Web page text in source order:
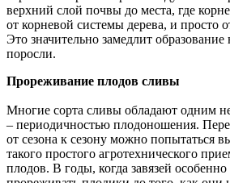
верхний слой почвы до места, где
от корневой системы дерева, и просто
Это значительно замедлит
поросли.
Прореживание плодов сливы
Многие сорта сливы обладают одним
– периодичностью плодоношения.
от сезона к сезону можно попытаться
такого простого агротехнического
плодов. В годы, когда завязей